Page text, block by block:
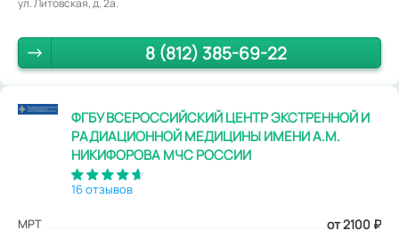
8 (812) 385-69-22
ФГБУ ВСЕРОССИЙСКИЙ ЦЕНТР ЭКСТРЕННОЙ И
РАДИАЦИОННОЙ МЕДИЦИНЫ ИМЕНИ А.М.
НИКИФОРОВА МЧС РОССИИ
16 отзывов
МРТ от 2100 ₽